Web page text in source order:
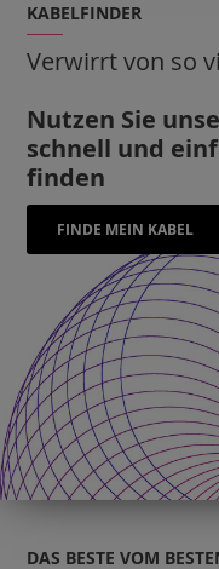
KABELFINDER
Verwirrt von so
Nutzen Sie
schnell und
finden
FINDE MEIN KABEL
DAS BESTE VOM